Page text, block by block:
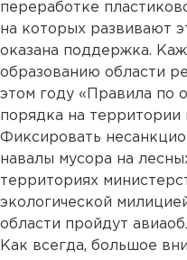
переработке
на которых развивают
оказана поддержка.
образованию области
этом году «Правила по
порядка на территории
Фиксировать
навалы мусора на
территориях
экологической
области пройдут
Как всегда, большое